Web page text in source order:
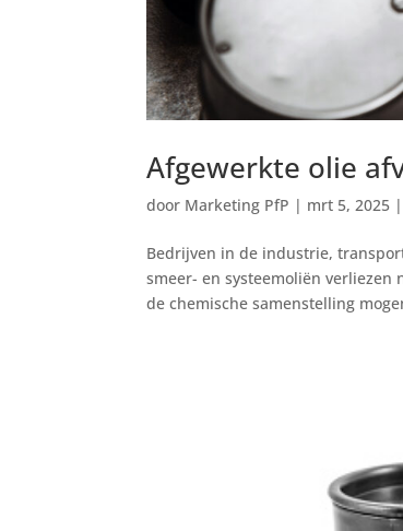
Afgewerkte olie
door Marketing PfP | mrt 5, 2025 |
Bedrijven in de industrie,
smeer- en systeemoliën
de chemische samenstelling